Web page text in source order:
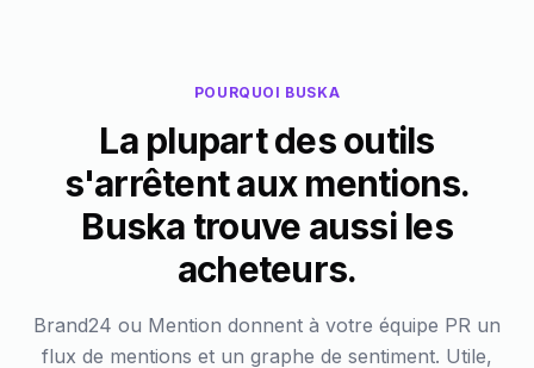
POURQUOI BUSKA
La plupart des outils
s'arrêtent aux mentions.
Buska trouve aussi les
acheteurs.
Brand24 ou Mention donnent à votre équipe PR un
flux de mentions et un graphe de sentiment. Utile,